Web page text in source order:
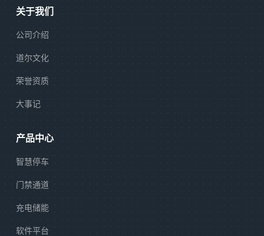
关于我们
公司介绍
道尔文化
荣誉资质
大事记
产品中心
智慧停车
门禁通道
充电储能
软件平台